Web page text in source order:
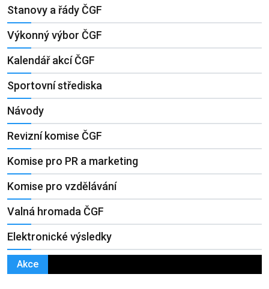
Stanovy a řády ČGF
Výkonný výbor ČGF
Kalendář akcí ČGF
Sportovní střediska
Návody
Revizní komise ČGF
Komise pro PR a marketing
Komise pro vzdělávání
Valná hromada ČGF
Elektronické výsledky
Akce